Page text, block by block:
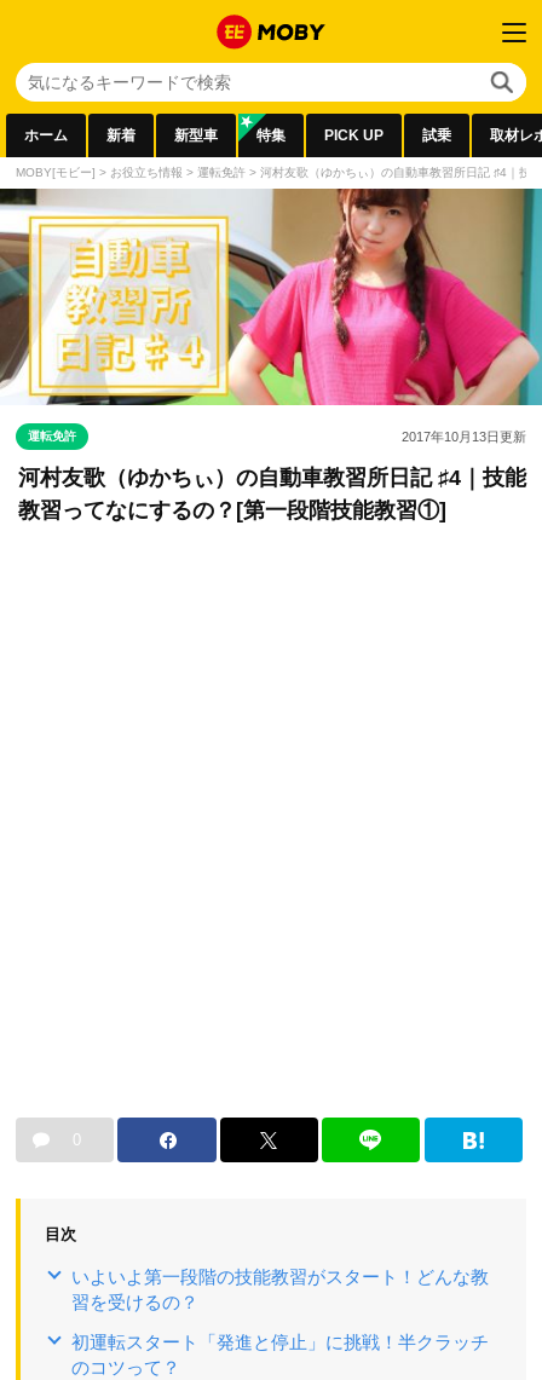
ホーム 新着 新型車 特集 PICK UP 試乗 取材レ
MOBY[モビー] > お役立ち情報 > 運転免許 > 河村友歌（ゆかちぃ）の自動車教習所日記 ♯4｜技
運転免許 2017年10月13日更新
河村友歌（ゆかちぃ）の自動車教習所日記 ♯4｜技能
教習ってなにするの？[第一段階技能教習①]
0
目次
いよいよ第一段階の技能教習がスタート！どんな教
習を受けるの？
初運転スタート「発進と停止」に挑戦！半クラッチ
のコツって？